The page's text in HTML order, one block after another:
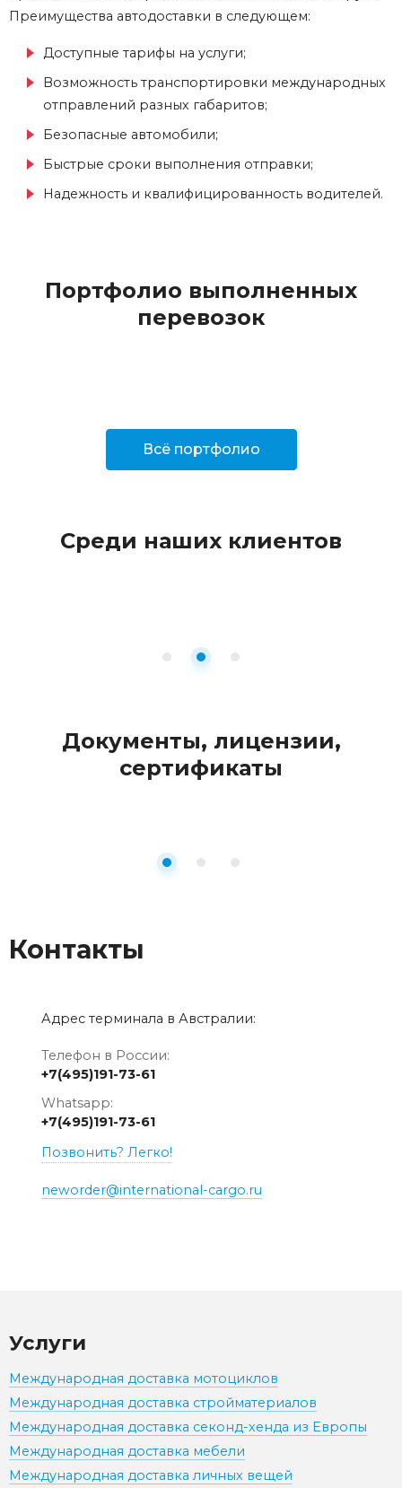
Преимущества автодоставки в следующем:
Доступные тарифы на услуги;
Возможность транспортировки международных
отправлений разных габаритов;
Безопасные автомобили;
Быстрые сроки выполнения отправки;
Надежность и квалифицированность водителей.
Портфолио выполненных
перевозок
Всё портфолио
Среди наших клиентов
Документы, лицензии,
сертификаты
Контакты
Адрес терминала в Австралии:
Телефон в России:
+7(495)191-73-61
Whatsapp:
+7(495)191-73-61
Позвонить? Легко!
neworder@international-cargo.ru
Услуги
Международная доставка мотоциклов
Международная доставка стройматериалов
Международная доставка секонд-хенда из Европы
Международная доставка мебели
Международная доставка личных вещей